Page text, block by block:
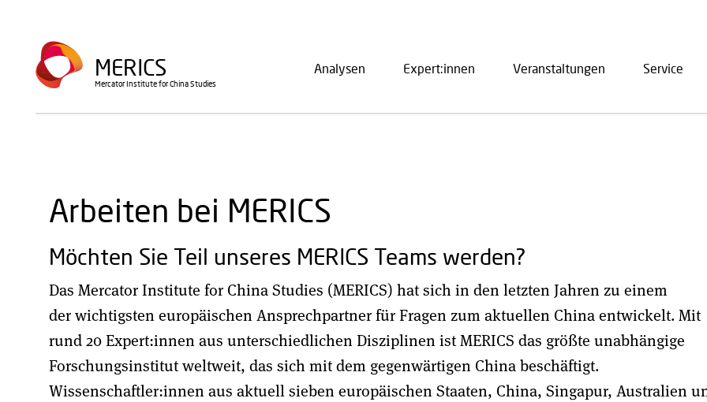
Inhalt
MERICS
Mercator Institute for China Studies
navigation
Analysen Expert:innen Veranstaltungen Service
Arbeiten bei MERICS
Möchten Sie Teil unseres MERICS Teams werden?
Das Mercator Institute for China Studies (MERICS) hat sich in den letzten Jahren zu einem
der wichtigsten europäischen Ansprechpartner für Fragen zum aktuellen China entwickelt. Mit
rund 20 Expert:innen aus unterschiedlichen Disziplinen ist MERICS das größte unabhängige
Forschungsinstitut weltweit, das sich mit dem gegenwärtigen China beschäftigt.
Wissenschaftler:innen aus aktuell sieben europäischen Staaten, China, Singapur, Australien